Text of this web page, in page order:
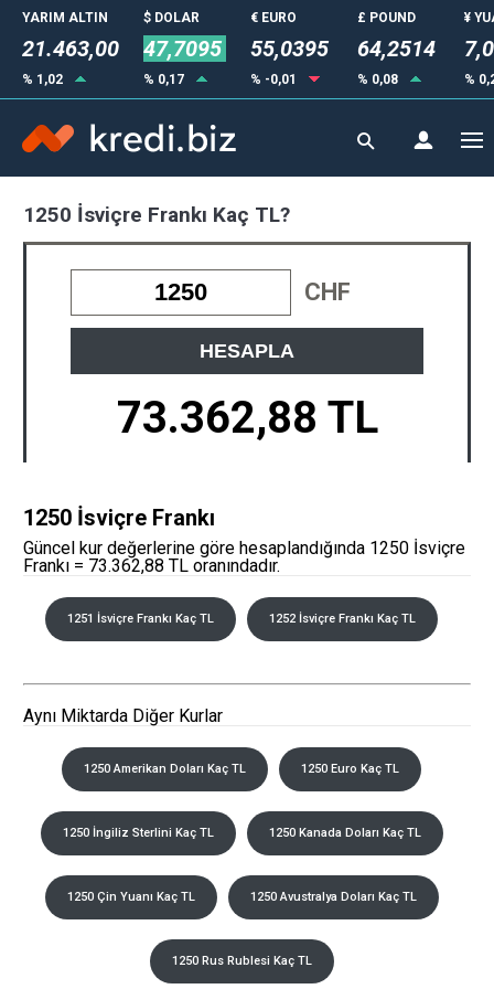
YARIM ALTIN
21.463,00
% 1,02
$ DOLAR
47,7095
% 0,17
€ EURO
55,0395
% -0,01
£ POUND
64,2514
% 0,08
¥
%
1250 İsviçre Frankı Kaç TL?
CHF
HESAPLA
73.362,88 TL
1250 İsviçre Frankı
Güncel kur değerlerine göre hesaplandığında 1250 İsviçre
Frankı = 73.362,88 TL oranındadır.
1251 İsviçre Frankı Kaç TL 1252 İsviçre Frankı Kaç TL
Aynı Miktarda Diğer Kurlar
1250 Amerikan Doları Kaç TL 1250 Euro Kaç TL
1250 İngiliz Sterlini Kaç TL 1250 Kanada Doları Kaç TL
1250 Çin Yuanı Kaç TL 1250 Avustralya Doları Kaç TL
1250 Rus Rublesi Kaç TL